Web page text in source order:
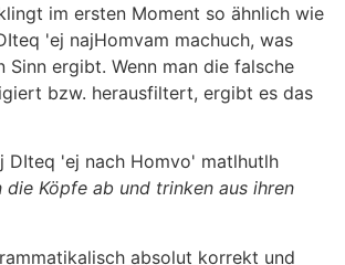
im ersten Moment so ähnlich wie
'ej najHomvam machuch, was
Sinn ergibt. Wenn man die falsche
bzw. herausfiltert, ergibt es das
DIteq 'ej nach Homvo' matlhutlh
die Köpfe ab und trinken aus ihren
absolut korrekt und